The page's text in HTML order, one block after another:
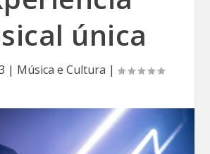
única
| Música e Cultura |